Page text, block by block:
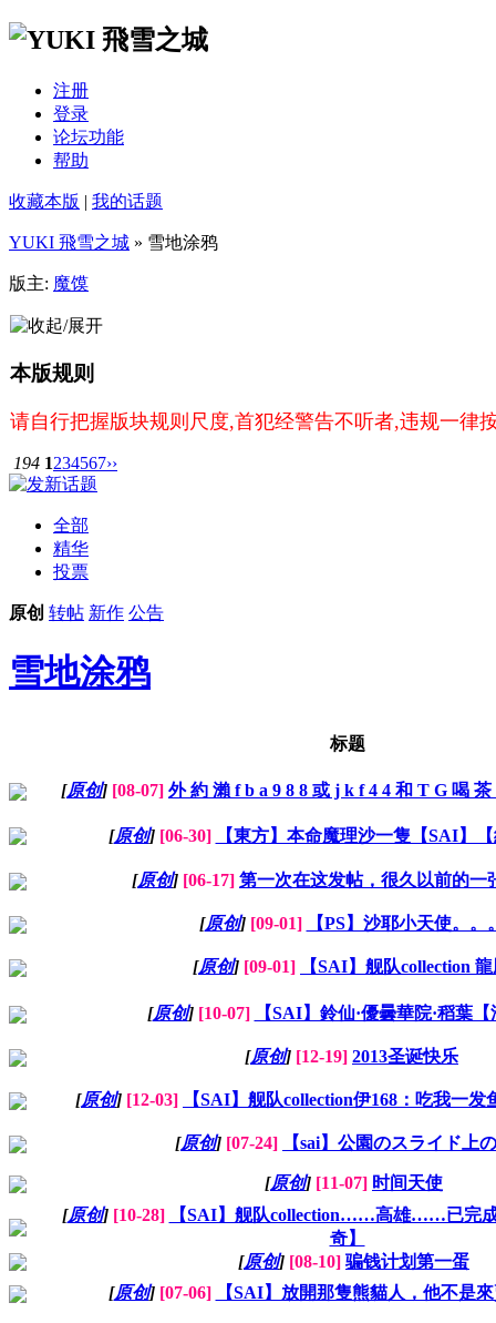
注册
登录
论坛功能
帮助
收藏本版 | 我的话题
YUKI 飛雪之城 » 雪地涂鸦
版主: 魔馍
本版规则
请自行把握版块规则尺度,首犯经警告不听者,违规一律
194 1234567››
全部
精华
投票
原创 转帖 新作 公告
雪地涂鸦
标题
[原创] [08-07] 外 約 瀨 f b a 9 8 8 或 j k f 4 4 和 T G 喝 茶
[原创] [06-30] 【東方】本命魔理沙一隻【SAI】
[原创] [06-17] 第一次在这发帖，很久以前的一
[原创] [09-01] 【PS】沙耶小天使。。
[原创] [09-01] 【SAI】舰队collection
[原创] [10-07] 【SAI】鈴仙·優曇華院·稻葉
[原创] [12-19] 2013圣诞快乐
[原创] [12-03] 【SAI】舰队collection伊168：吃我一发
[原创] [07-24] 【sai】公園のスライド上
[原创] [11-07] 时间天使
[原创] [10-28]
【SAI】舰队collection……高雄……已完
奇】
[原创] [08-10] 骗钱计划第一蛋
[原创] [07-06] 【SAI】放開那隻熊貓人，他不是